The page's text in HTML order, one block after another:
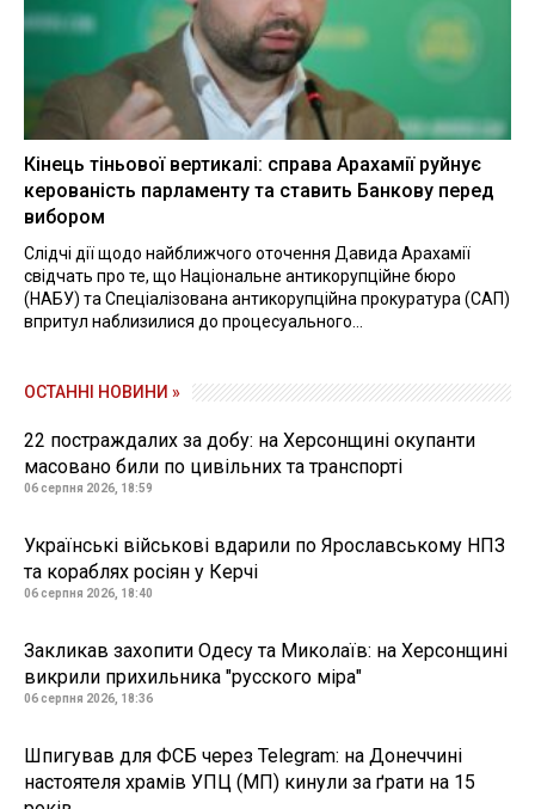
Кінець тіньової вертикалі: справа Арахамії руйнує
керованість парламенту та ставить Банкову перед
вибором
Слідчі дії щодо найближчого оточення Давида Арахамії
свідчать про те, що Національне антикорупційне бюро
(НАБУ) та Спеціалізована антикорупційна прокуратура (САП)
впритул наблизилися до процесуального...
ОСТАННІ НОВИНИ »
22 постраждалих за добу: на Херсонщині окупанти
масовано били по цивільних та транспорті
06 серпня 2026, 18:59
Українські військові вдарили по Ярославському НПЗ
та кораблях росіян у Керчі
06 серпня 2026, 18:40
Закликав захопити Одесу та Миколаїв: на Херсонщині
викрили прихильника "русского міра"
06 серпня 2026, 18:36
Шпигував для ФСБ через Telegram: на Донеччині
настоятеля храмів УПЦ (МП) кинули за ґрати на 15